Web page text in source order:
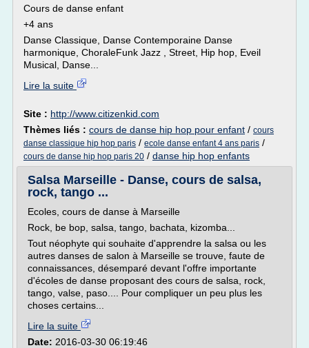
Cours de danse enfant
+4 ans
Danse Classique, Danse Contemporaine Danse
harmonique, ChoraleFunk Jazz , Street, Hip hop, Eveil
Musical, Danse...
Lire la suite
Site : http://www.citizenkid.com
Thèmes liés : cours de danse hip hop pour enfant / cours
danse classique hip hop paris / ecole danse enfant 4 ans paris /
cours de danse hip hop paris 20 / danse hip hop enfants
Salsa Marseille - Danse, cours de salsa,
rock, tango ...
Ecoles, cours de danse à Marseille
Rock, be bop, salsa, tango, bachata, kizomba...
Tout néophyte qui souhaite d'apprendre la salsa ou les
autres danses de salon à Marseille se trouve, faute de
connaissances, désemparé devant l'offre importante
d'écoles de danse proposant des cours de salsa, rock,
tango, valse, paso.... Pour compliquer un peu plus les
choses certains...
Lire la suite
Date: 2016-03-30 06:19:46